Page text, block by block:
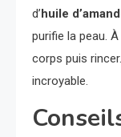
d’huile
purifie la peau.
corps puis
incroyable.